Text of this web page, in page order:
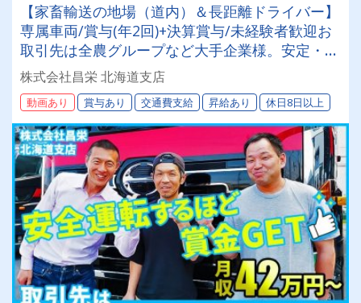
【家畜輸送の地場（道内）＆長距離ドライバー】
専属車両/賞与(年2回)+決算賞与/未経験者歓迎お
取引先は全農グループなど大手企業様。安定・安
心の待遇です☆当社独自の待遇☆燃費ランキング
上位14位には毎月最大4万円～4000円支給♪
株式会社昌栄 北海道支店
動画あり 賞与あり 交通費支給 昇給あり 休日8日以上